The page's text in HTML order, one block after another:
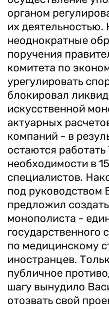
органом
их деятельностью.
неоднократные
поручения
комитета по
урегулировать
блокировал
искусственной
актуарных
компаний - в
остаются работать
необходимости в
специалистов.
под руководством
предложил
монополиста -
государственного
по медицинскому
иностранцев.
публичное
шагу вынудило
отозвать свой